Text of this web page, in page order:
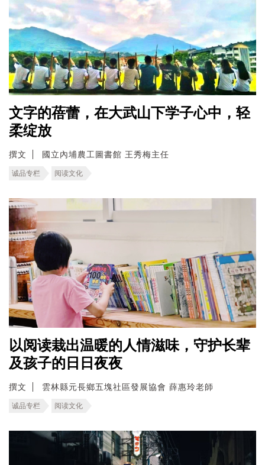
文字的蓓蕾，在大武山下学子心中，轻
柔绽放
撰文 國立內埔農工圖書館 王秀梅主任
诚品专栏 阅读文化
以阅读栽出温暖的人情滋味，守护长辈
及孩子的日日夜夜
撰文 雲林縣元長鄉五塊社區發展協會 薛惠玲老師
诚品专栏 阅读文化